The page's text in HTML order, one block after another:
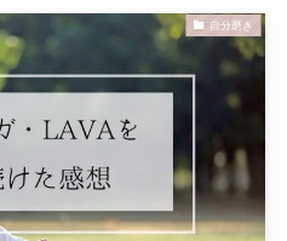
自分磨き